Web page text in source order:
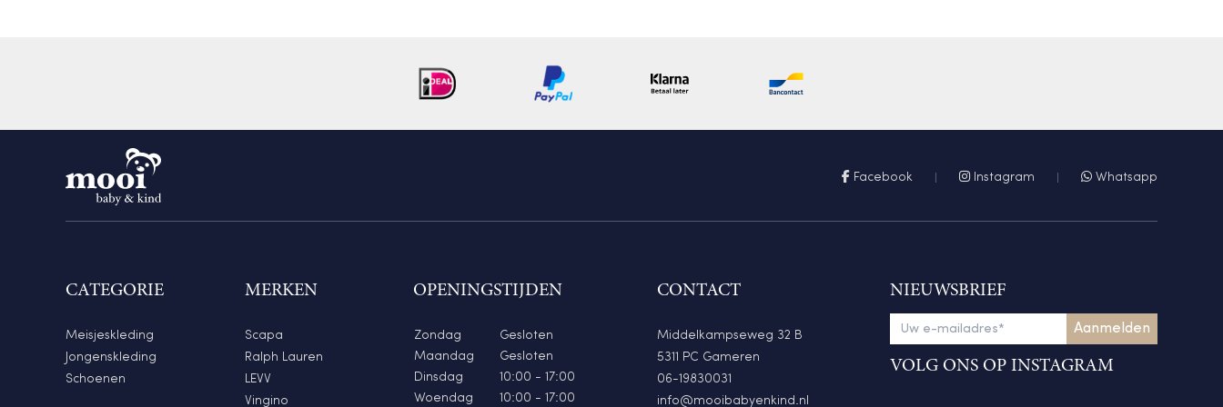
Facebook Instagram Whatsapp
CATEGORIE
Meisjeskleding
Jongenskleding
Schoenen
MERKEN
Scapa
Ralph Lauren
LEVV
Vingino
OPENINGSTIJDEN
Zondag
Gesloten
Maandag
Gesloten
Dinsdag
10:00 - 17:00
Woendag
10:00 - 17:00
CONTACT
Middelkampseweg 32 B
5311 PC Gameren
06-19830031
info@mooibabyenkind.nl
NIEUWSBRIEF
VOLG ONS OP INSTAGRAM